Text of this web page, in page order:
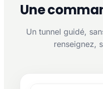
Une
Un tunnel guidé,
renseignez,